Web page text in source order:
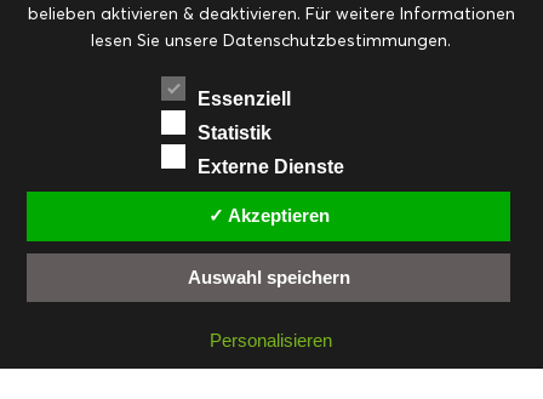
Eingemachtes Ohne Kategorie Ostern Resteküche
RezepteSaisonalSliderStartseite
Suppen, Salate & Vorspeisen
Vorspeisen, Salate & Suppen
Weihnachten Workshops & Events
FACEBOOK PINTEREST
EMAIL
INSTAGRAM
© cookiteasy.at by Simone Kemptner | powered byECKER Digital IT Solutions
belieben aktivieren & deaktivieren. Für weitere Informationen
lesen Sie unsere Datenschutzbestimmungen.
Essenziell
Statistik
Externe Dienste
✓ Akzeptieren
Auswahl speichern
Personalisieren